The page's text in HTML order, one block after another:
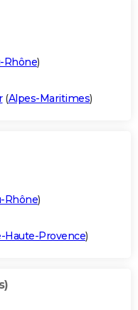
Rhône)
(Alpes-Maritimes)
Rhône)
Haute-Provence)